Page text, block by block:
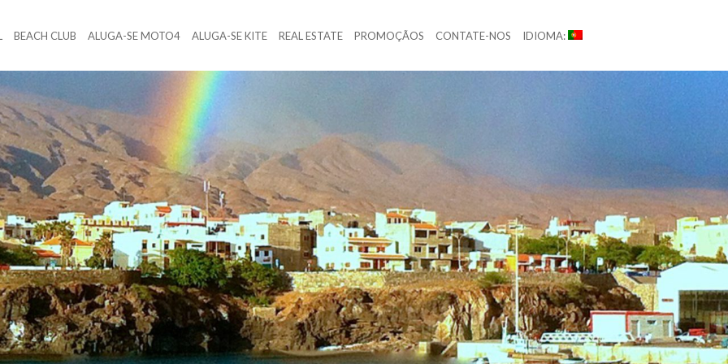
BEACH CLUB ALUGA-SE MOTO4 ALUGA-SE KITE REAL ESTATE PROMOÇÃOS CONTATE-NOS IDIOMA: